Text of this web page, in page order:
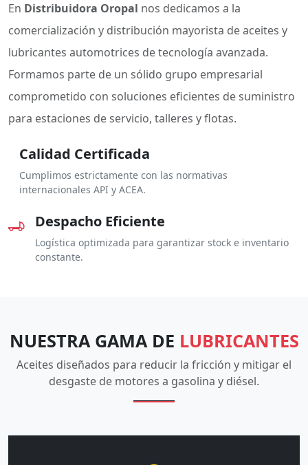
En Distribuidora Oropal nos dedicamos a la
comercialización y distribución mayorista de aceites y
lubricantes automotrices de tecnología avanzada.
Formamos parte de un sólido grupo empresarial
comprometido con soluciones eficientes de suministro
para estaciones de servicio, talleres y flotas.
Calidad Certificada
Cumplimos estrictamente con las normativas
internacionales API y ACEA.
Despacho Eficiente
Logística optimizada para garantizar stock e inventario
constante.
NUESTRA GAMA DE LUBRICANTES
Aceites diseñados para reducir la fricción y mitigar el
desgaste de motores a gasolina y diésel.